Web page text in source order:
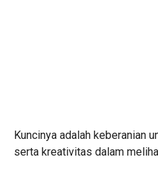
Kuncinya adalah keberanian
serta kreativitas dalam